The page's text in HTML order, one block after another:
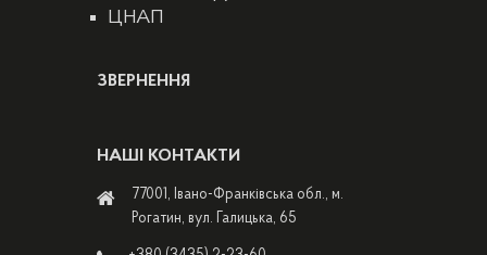
ЦНАП
ЗВЕРНЕННЯ
НАШІ КОНТАКТИ
77001, Івано-Франківська обл., м.
Рогатин, вул. Галицька, 65